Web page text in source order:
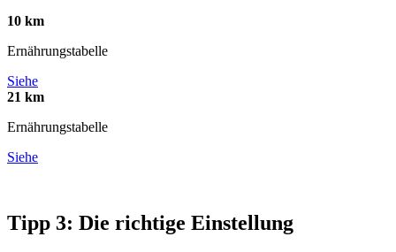
10 km
Ernährungstabelle
Siehe
21 km
Ernährungstabelle
Siehe
Tipp 3: Die richtige Einstellung